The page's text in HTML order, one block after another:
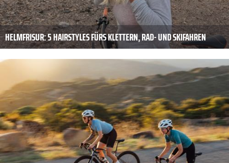
HELMFRISUR: 5 HAIRSTYLES FÜRS KLETTERN, RAD- UND SKIFAHREN